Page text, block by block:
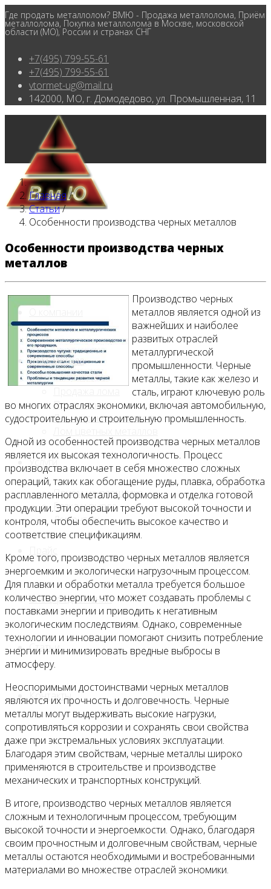
Где продать металлолом? ВМЮ - Продажа металлолома, Приём
металлолома, Покупка металлолома в Москве, московской
области (МО), России и странах СНГ
+7(495) 799-55-61
+7(495) 799-55-61
vtormet-ug@mail.ru
142000, МО, г. Домодедово, ул. Промышленная, 11
Главная
Лом, металл
Прием лома
Лом чёрных металлов
Услуги
Приём на площадке
Резка и вывоз
Демонтаж
Спецпредложения
Статьи
Контакты
Главная/
Статьи/
Особенности производства черных металлов
Особенности производства черных
металлов
Производство черных
металлов является одной из
важнейших и наиболее
развитых отраслей
металлургической
промышленности. Черные
металлы, такие как железо и
сталь, играют ключевую роль
во многих отраслях экономики, включая автомобильную,
судостроительную и строительную промышленность.
Одной из особенностей производства черных металлов
является их высокая технологичность. Процесс
производства включает в себя множество сложных
операций, таких как обогащение руды, плавка, обработка
расплавленного металла, формовка и отделка готовой
продукции. Эти операции требуют высокой точности и
контроля, чтобы обеспечить высокое качество и
соответствие спецификациям.
Кроме того, производство черных металлов является
энергоемким и экологически нагрузочным процессом.
Для плавки и обработки металла требуется большое
количество энергии, что может создавать проблемы с
поставками энергии и приводить к негативным
экологическим последствиям. Однако, современные
технологии и инновации помогают снизить потребление
энергии и минимизировать вредные выбросы в
атмосферу.
Неоспоримыми достоинствами черных металлов
являются их прочность и долговечность. Черные
металлы могут выдерживать высокие нагрузки,
сопротивляться коррозии и сохранять свои свойства
даже при экстремальных условиях эксплуатации.
Благодаря этим свойствам, черные металлы широко
применяются в строительстве и производстве
механических и транспортных конструкций.
В итоге, производство черных металлов является
сложным и технологичным процессом, требующим
высокой точности и энергоемкости. Однако, благодаря
своим прочностным и долговечным свойствам, черные
металлы остаются необходимыми и востребованными
материалами во множестве отраслей экономики.